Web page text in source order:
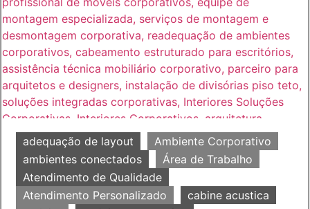
adequação de layout
Ambiente Corporativo
ambientes conectados
Área de Trabalho
Atendimento de Qualidade
Atendimento Personalizado
cabine acustica